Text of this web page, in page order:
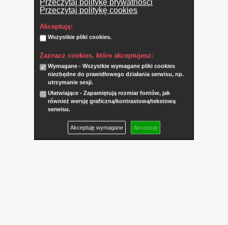
Przeczytaj politykę prywatności
Przeczytaj politykę cookies
Akceptuję:
Wszystkie pliki cookies.
Zaznacz cookies, które akceptujesz:
Wymagane - Wszystkie wymagane pliki cookies
niezbędne do prawidłowego działania serwisu, np.
utrzymanie sesji.
Ułatwiające - Zapamiętują rozmiar fontów, jak
również wersję graficzną/kontrastową/tekstową
serwisu.
Akceptuję wymagane Akceptuję